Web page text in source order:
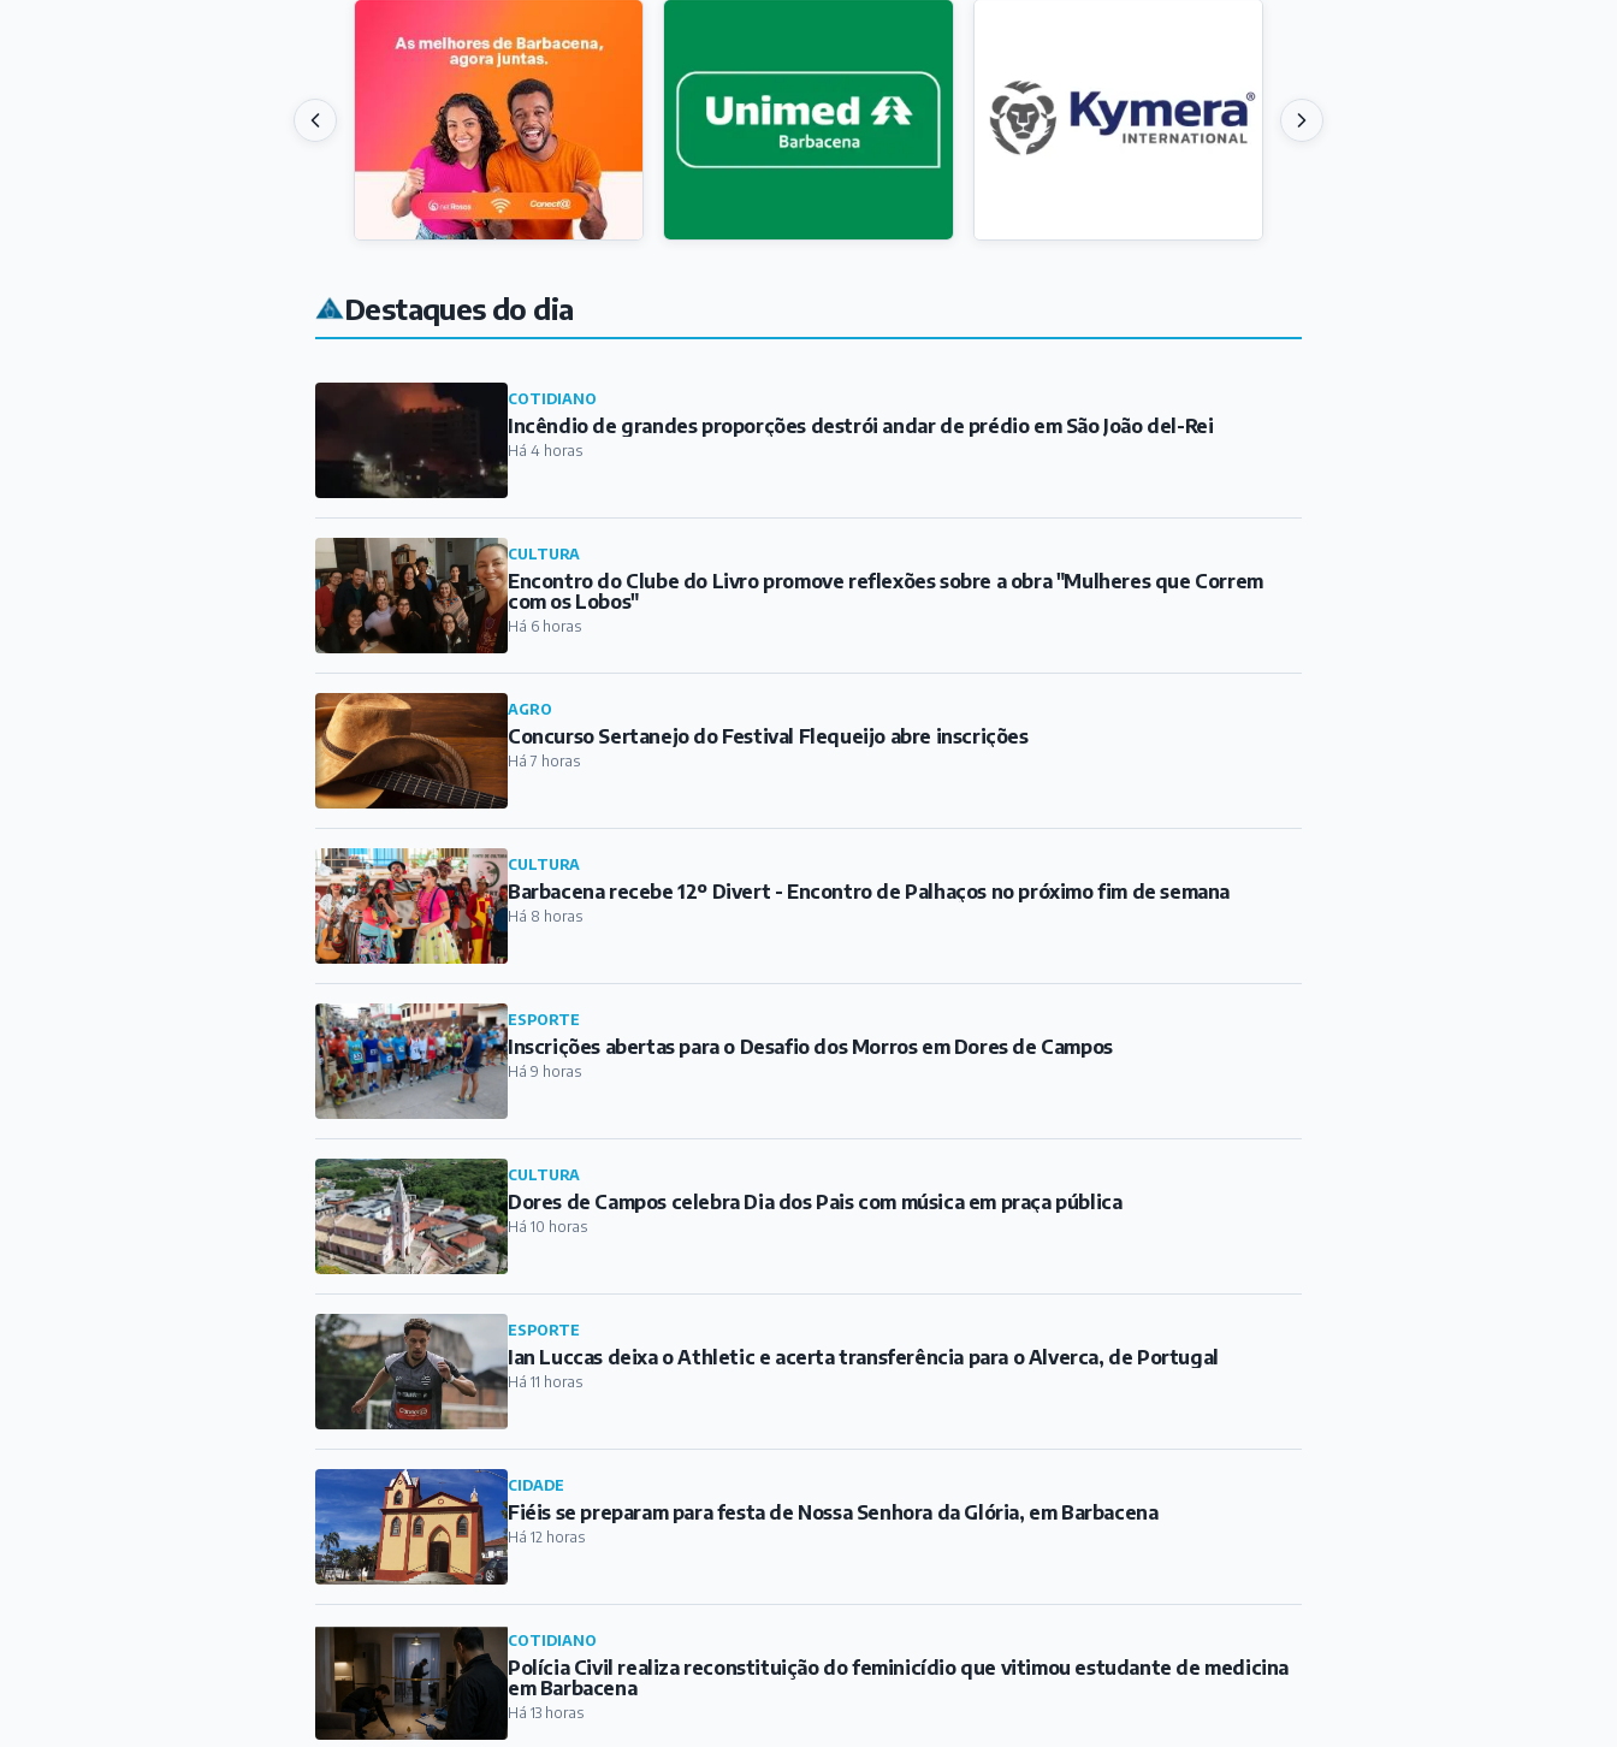
Destaques do dia
COTIDIANO
Incêndio de grandes proporções destrói andar de prédio em São João del-Rei
Há 4 horas
CULTURA
Encontro do Clube do Livro promove reflexões sobre a obra "Mulheres que Correm
com os Lobos"
Há 6 horas
AGRO
Concurso Sertanejo do Festival Flequeijo abre inscrições
Há 7 horas
CULTURA
Barbacena recebe 12º Divert - Encontro de Palhaços no próximo fim de semana
Há 8 horas
ESPORTE
Inscrições abertas para o Desafio dos Morros em Dores de Campos
Há 9 horas
CULTURA
Dores de Campos celebra Dia dos Pais com música em praça pública
Há 10 horas
ESPORTE
Ian Luccas deixa o Athletic e acerta transferência para o Alverca, de Portugal
Há 11 horas
CIDADE
Fiéis se preparam para festa de Nossa Senhora da Glória, em Barbacena
Há 12 horas
COTIDIANO
Polícia Civil realiza reconstituição do feminicídio que vitimou estudante de medicina
em Barbacena
Há 13 horas